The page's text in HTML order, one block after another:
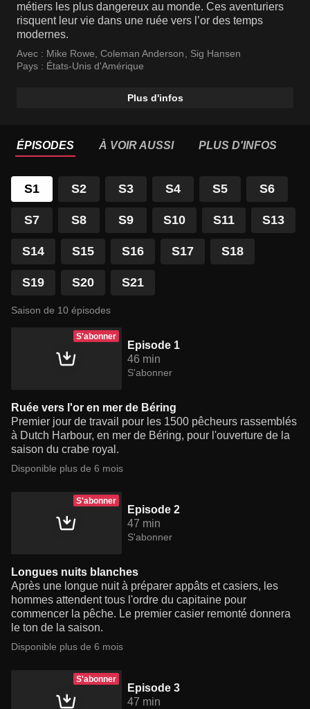
métiers les plus dangereux au monde. Ces aventuriers
risquent leur vie dans une ruée vers l’or des temps
modernes.
Avec : Mike Rowe, Coleman Anderson, Sig Hansen
Pays : États-Unis d'Amérique
Plus d'infos
ÉPISODES À VOIR AUSSI PLUS D'INFOS
S1 S2 S3 S4 S5 S6
S7 S8 S9 S10 S11 S13
S14 S15 S16 S17 S18
S19 S20 S21
Saison de 10 épisodes
S'abonner
Episode 1
46 min
S'abonner
Ruée vers l'or en mer de Béring
Premier jour de travail pour les 1500 pêcheurs rassemblés
à Dutch Harbour, en mer de Béring, pour l'ouverture de la
saison du crabe royal.
Disponible plus de 6 mois
S'abonner
Episode 2
47 min
S'abonner
Longues nuits blanches
Après une longue nuit à préparer appâts et casiers, les
hommes attendent tous l'ordre du capitaine pour
commencer la pêche. Le premier casier remonté donnera
le ton de la saison.
Disponible plus de 6 mois
S'abonner
Episode 3
47 min